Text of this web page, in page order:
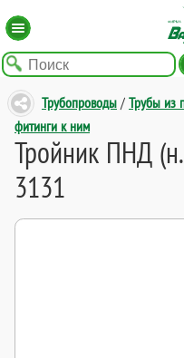
Трубопроводы / Трубы из
фитинги к ним
Тройник ПНД
3131